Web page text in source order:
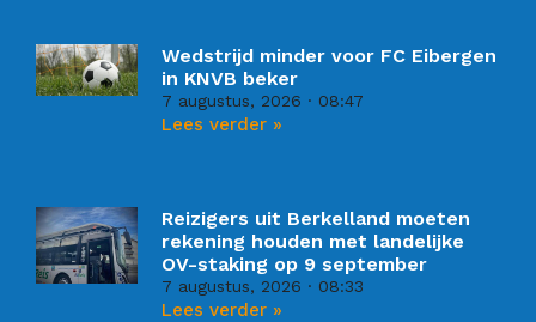
Wedstrijd minder voor FC Eibergen
in KNVB beker
7 augustus, 2026 08:47
Lees verder »
Reizigers uit Berkelland moeten
rekening houden met landelijke
OV-staking op 9 september
7 augustus, 2026 08:33
Lees verder »